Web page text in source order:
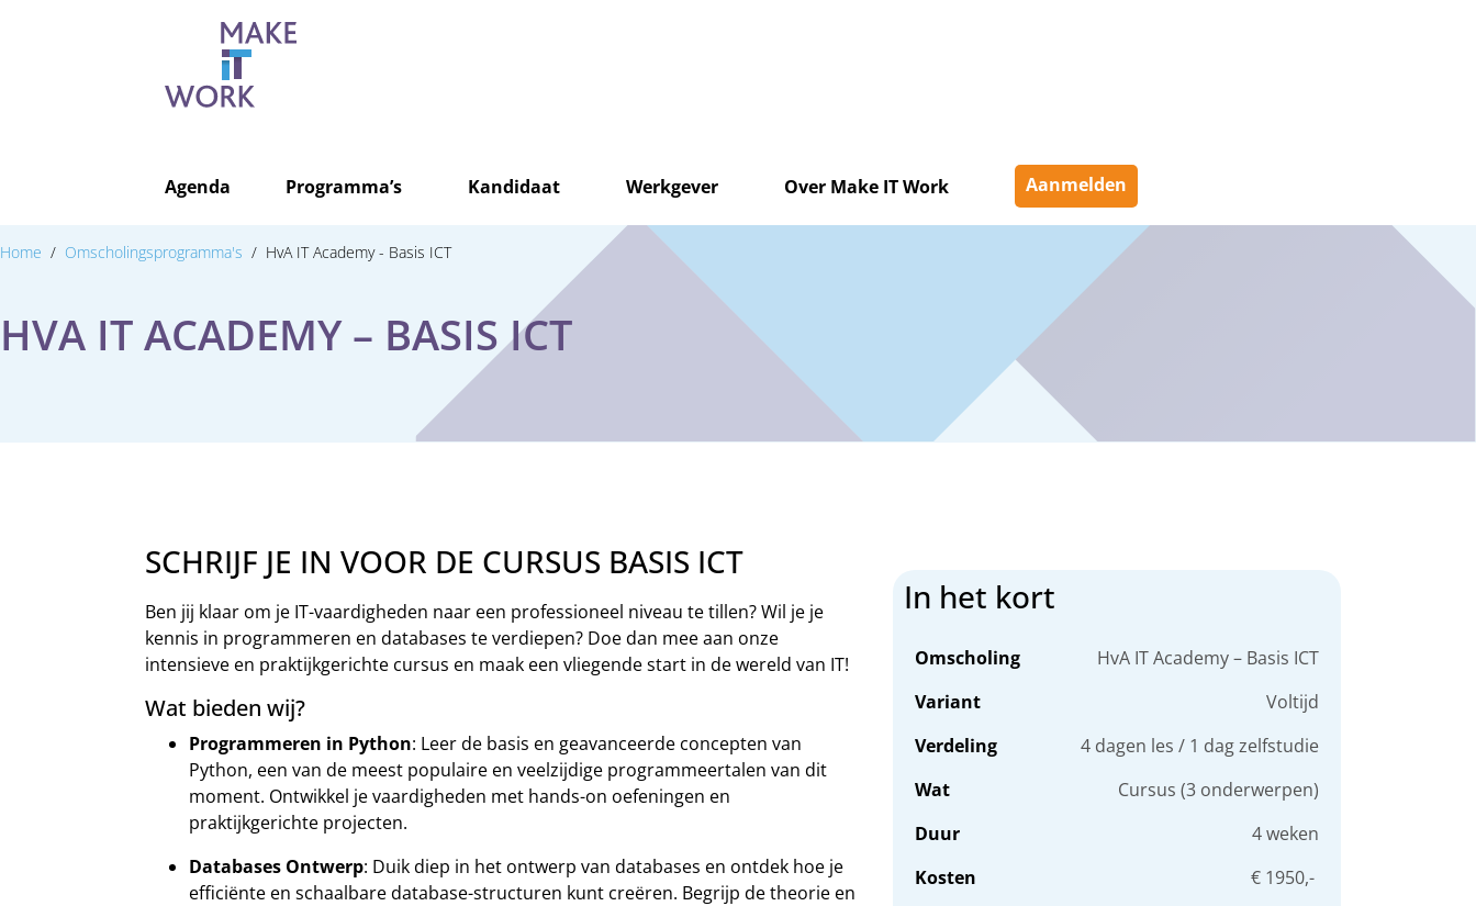
Agenda Programma’s Kandidaat Werkgever Over Make IT Work Aanmelden
Home Omscholingsprogramma's HvA IT Academy - Basis ICT
HVA IT ACADEMY – BASIS ICT
SCHRIJF JE IN VOOR DE CURSUS BASIS ICT
Ben jij klaar om je IT-vaardigheden naar een professioneel niveau te tillen? Wil je je
kennis in programmeren en databases te verdiepen? Doe dan mee aan onze
intensieve en praktijkgerichte cursus en maak een vliegende start in de wereld van IT!
Wat bieden wij?
Programmeren in Python: Leer de basis en geavanceerde concepten van
Python, een van de meest populaire en veelzijdige programmeertalen van dit
moment. Ontwikkel je vaardigheden met hands-on oefeningen en
praktijkgerichte projecten.
Databases Ontwerp: Duik diep in het ontwerp van databases en ontdek hoe je
efficiënte en schaalbare database-structuren kunt creëren. Begrijp de theorie en
In het kort
Omscholing
Variant
Verdeling
Wat
Duur
Kosten
HvA IT Academy – Basis ICT
Voltijd
4 dagen les / 1 dag zelfstudie
Cursus (3 onderwerpen)
4 weken
€ 1950,-